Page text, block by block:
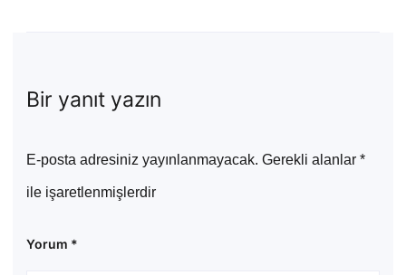
Bir yanıt yazın
E-posta adresiniz yayınlanmayacak. Gerekli alanlar *
ile işaretlenmişlerdir
Yorum *